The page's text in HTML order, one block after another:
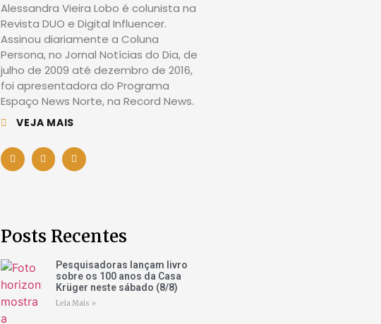
Alessandra Vieira Lobo é colunista na
Revista DUO e Digital Influencer.
Assinou diariamente a Coluna
Persona, no Jornal Notícias do Dia, de
julho de 2009 até dezembro de 2016,
foi apresentadora do Programa
Espaço News Norte, na Record News.
VEJA MAIS
Posts Recentes
Pesquisadoras lançam livro
sobre os 100 anos da Casa
Krüger neste sábado (8/8)
Leia Mais »